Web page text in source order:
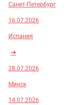
Санкт-Петербург
16.07.2026
Испания
➜
28.07.2026
Минск
14.07.2026